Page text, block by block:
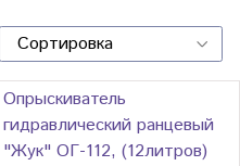
Опрыскиватель
гидравлический ранцевый
"Жук" ОГ-112, (12литров)